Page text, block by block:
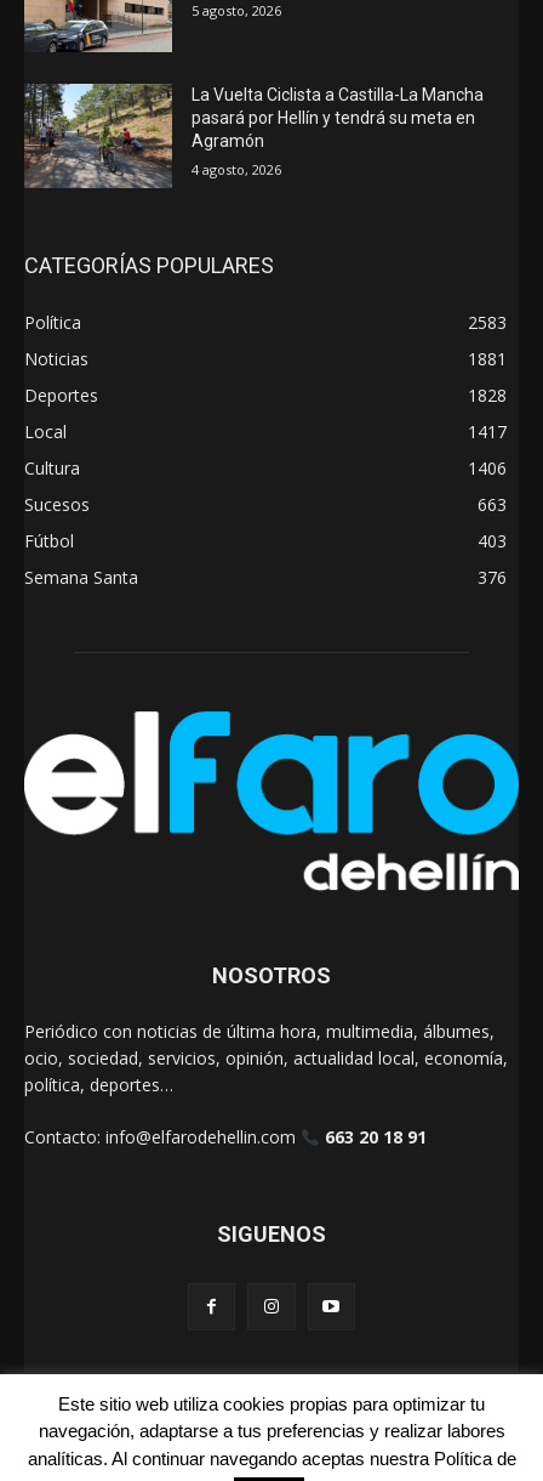
5 agosto, 2026
La Vuelta Ciclista a Castilla-La Mancha
pasará por Hellín y tendrá su meta en
Agramón
4 agosto, 2026
CATEGORÍAS POPULARES
Política
2583
Noticias
1881
Deportes
1828
Local
1417
Cultura
1406
Sucesos
663
Fútbol
403
Semana Santa
376
NOSOTROS
Periódico con noticias de última hora, multimedia, álbumes,
ocio, sociedad, servicios, opinión, actualidad local, economía,
política, deportes…
Contacto: info@elfarodehellin.com 663 20 18 91
SIGUENOS
El Faro de Hellín 2025
La Foto de la Semana
Este sitio web utiliza cookies propias para optimizar tu
navegación, adaptarse a tus preferencias y realizar labores
analíticas. Al continuar navegando aceptas nuestra Política de